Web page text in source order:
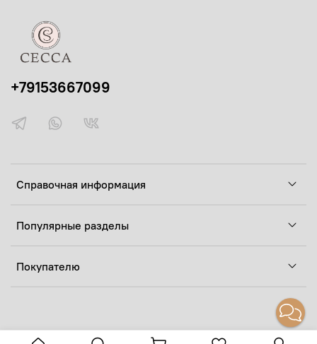
Справочная информация
Популярные разделы
Покупателю
+79153667099